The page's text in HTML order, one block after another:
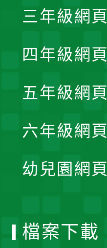
三年級網頁
四年級網頁
五年級網頁
六年級網頁
幼兒園網頁
檔案下載